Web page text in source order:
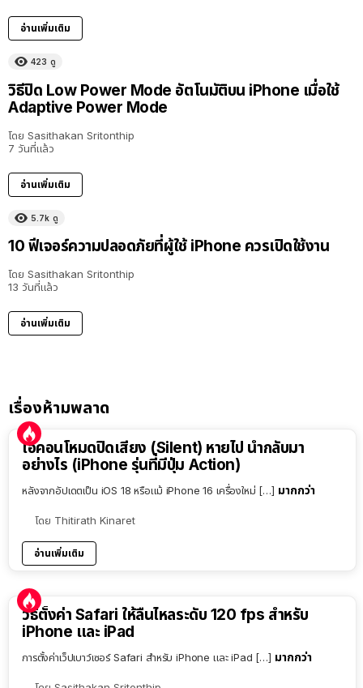
อ่านเพิ่มเติม
423 ดู
วิธีปิด Low Power Mode อัตโนมัติบน iPhone เมื่อใช้
Adaptive Power Mode
โดย Sasithakan Sritonthip
7 วันที่แล้ว
อ่านเพิ่มเติม
5.7k ดู
10 ฟีเจอร์ความปลอดภัยที่ผู้ใช้ iPhone ควรเปิดใช้งาน
โดย Sasithakan Sritonthip
13 วันที่แล้ว
อ่านเพิ่มเติม
เรื่องห้ามพลาด
ไอคอนโหมดปิดเสียง (Silent) หายไป นำกลับมา
อย่างไร (iPhone รุ่นที่มีปุ่ม Action)
หลังจากอัปเดตเป็น iOS 18 หรือแม้ iPhone 16 เครื่องใหม่ […] มากกว่า
โดย Thitirath Kinaret
อ่านเพิ่มเติม
วิธีตั้งค่า Safari ให้ลื่นไหลระดับ 120 fps สำหรับ
iPhone และ iPad
การตั้งค่าเว็ปเบาว์เซอร์ Safari สำหรับ iPhone และ iPad […] มากกว่า